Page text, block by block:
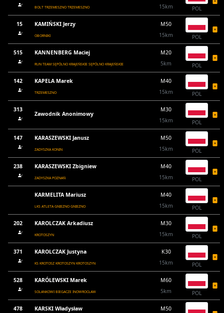
BOLT TRZEMESZNO TRZEMESZNO
15km
POL
15 KAMIŃSKI Jerzy
OBORNIKI
M50
15km
POL
515 KANNENBERG Maciej
RUN TEAM SĘPÓLNO KRAJEŃSKIE SĘPÓLNO KRAJEŃSKIE
M20
5km
POL
142 KAPELA Marek
TRZEMESZNO
M40
15km
POL
313
Zawodnik Anonimowy
M30
15km
POL
147 KARASZEWSKI Janusz
ZADYSZKA KONIN
M50
15km
POL
238 KARASZEWSKI Zbigniew
ZADYSZKA POZNAŃ
M40
15km
POL
KARMELITA Mariusz
LKS ATLETA GNIEZNO GNIEZNO
M40
15km
POL
202 KAROLCZAK Arkadiusz
KROTOSZYN
M30
15km
POL
371 KAROLCZAK Justyna
KS KROTOSZ KROTOSZYN KROTOSZYN
K30
15km
POL
528 KARÓLEWSKI Marek
SOLANKOWI BIEGACZE INOWROCŁAW
M60
5km
POL
478 KARSKI Władysław M50